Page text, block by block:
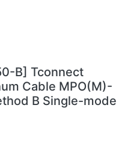
B] Tconnect
Cable MPO(M)-
B Single-mode